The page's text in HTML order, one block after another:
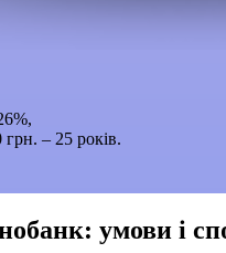
– 25 років.
умови і